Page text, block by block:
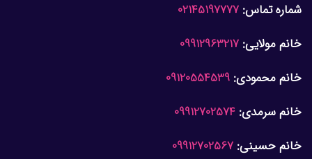
شماره تماس: 02145197777
خانم مولایی: 09912963217
خانم محمودی: 09120554539
خانم سرمدی: 09912702574
خانم حسینی: 09912702567